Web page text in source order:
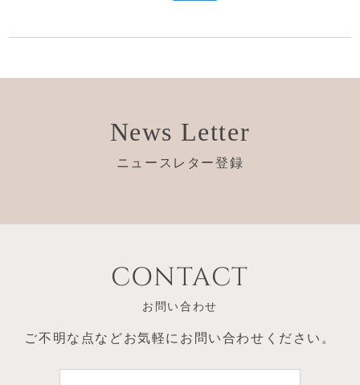
News Letter
ニュースレター登録
CONTACT
お問い合わせ
ご不明な点などお気軽にお問い合わせください。